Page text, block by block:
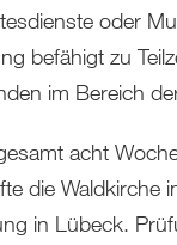
oder
befähigt zu
im Bereich
acht
die Waldkirche
in Lübeck.